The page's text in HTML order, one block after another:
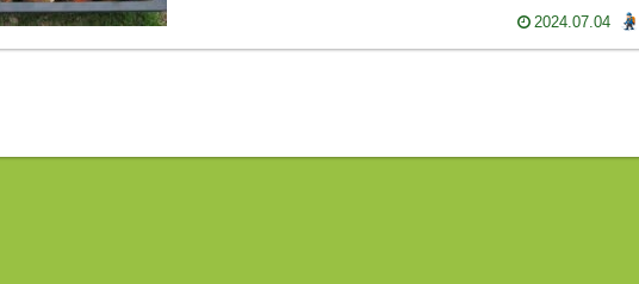
2024.07.04